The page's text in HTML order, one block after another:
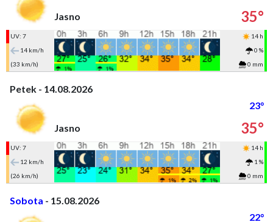
Jasno
35°
UV: 7
14 h
14 km/h
0 %
(33 km/h)
0 mm
Petek - 14.08.2026
23°
Jasno
35°
UV: 7
14 h
12 km/h
1 %
(26 km/h)
0 mm
Sobota - 15.08.2026
22°